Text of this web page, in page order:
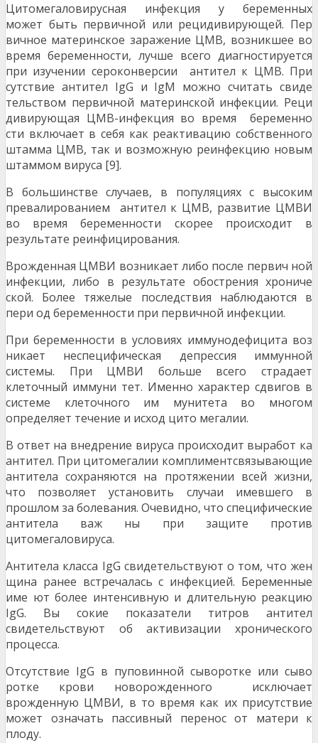
Цитомегаловирусная инфекция у беременных
может быть первичной или рецидивирующей. Пер
вичное материнское заражение ЦМВ, возникшее во
время беременности, лучше всего диагностируется
при изучении сероконверсии антител к ЦМВ. При
сутствие антител IgG и IgM можно считать свиде
тельством первичной материнской инфекции. Реци
дивирующая ЦМВ-инфекция во время беременно
сти включает в себя как реактивацию собственного
штамма ЦМВ, так и возможную реинфекцию новым
штаммом вируса [9].
В большинстве случаев, в популяциях с высоким
превалированием антител к ЦМВ, развитие ЦМВИ
во время беременности скорее происходит в
результате реинфицирования.
Врожденная ЦМВИ возникает либо после первич ной
инфекции, либо в результате обострения хрониче
ской. Более тяжелые последствия наблюдаются в
пери од беременности при первичной инфекции.
При беременности в условиях иммунодефицита воз
никает неспецифическая депрессия иммунной
системы. При ЦМВИ больше всего страдает
клеточный иммуни тет. Именно характер сдвигов в
системе клеточного им мунитета во многом
определяет течение и исход цито мегалии.
В ответ на внедрение вируса происходит выработ ка
антител. При цитомегалии комплиментсвязывающие
антитела сохраняются на протяжении всей жизни,
что позволяет установить случаи имевшего в
прошлом за болевания. Очевидно, что специфические
антитела важ ны при защите против
цитомегаловируса.
Антитела класса IgG свидетельствуют о том, что жен
щина ранее встречалась с инфекцией. Беременные
име ют более интенсивную и длительную реакцию
IgG. Вы сокие показатели титров антител
свидетельствуют об активизации хронического
процесса.
Отсутствие IgG в пуповинной сыворотке или сыво
ротке крови новорожденного исключает
врожденную ЦМВИ, в то время как их присутствие
может означать пассивный перенос от матери к
плоду.